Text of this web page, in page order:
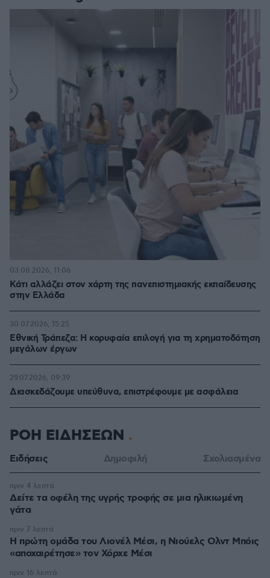
Κάτι αλλάζει στον χάρτη της πανεπιστημιακής εκπαίδευσης
στην Ελλάδα
03.08.2026, 11:06
Εθνική Τράπεζα: Η κορυφαία επιλογή για τη χρηματοδότηση
μεγάλων έργων
30.07.2026, 15:25
Διασκεδάζουμε υπεύθυνα, επιστρέφουμε με ασφάλεια
29.07.2026, 09:39
ΡΟΗ ΕΙΔΗΣΕΩΝ
Ειδήσεις Δημοφιλή Σχολιασμένα
Δείτε τα οφέλη της υγρής τροφής σε μια ηλικιωμένη
γάτα
πριν 4 λεπτά
Η πρώτη ομάδα του Λιονέλ Μέσι, η Νιούελς Ολντ Μπόις
«αποχαιρέτησε» τον Χόρχε Μέσι
πριν 7 λεπτά
πριν 16 λεπτά